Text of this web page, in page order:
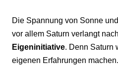
Die Spannung von Sonne
vor allem Saturn verlangt nach
Eigeninitiative. Denn Saturn
eigenen Erfahrungen machen.